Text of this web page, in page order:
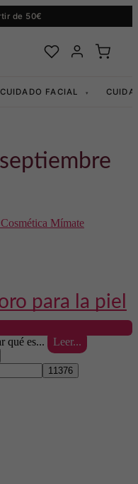
de 50€
CUIDADO FACIAL ▾
para la piel
qué es...
Leer...